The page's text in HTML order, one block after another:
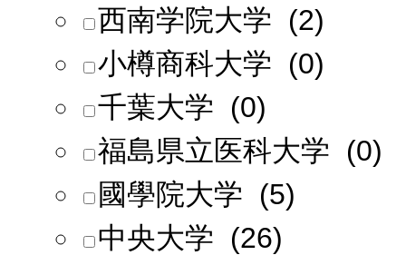
西南学院大学 (2)
小樽商科大学 (0)
千葉大学 (0)
福島県立医科大学 (0)
國學院大学 (5)
中央大学 (26)